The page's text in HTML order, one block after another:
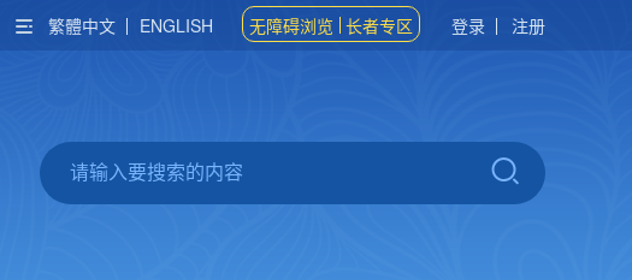
繁體中文 ENGLISH 无障碍浏览 长者专区 登录 注册